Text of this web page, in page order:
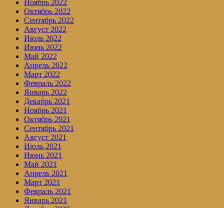
Ноябрь 2022
Октябрь 2022
Сентябрь 2022
Август 2022
Июль 2022
Июнь 2022
Май 2022
Апрель 2022
Март 2022
Февраль 2022
Январь 2022
Декабрь 2021
Ноябрь 2021
Октябрь 2021
Сентябрь 2021
Август 2021
Июль 2021
Июнь 2021
Май 2021
Апрель 2021
Март 2021
Февраль 2021
Январь 2021